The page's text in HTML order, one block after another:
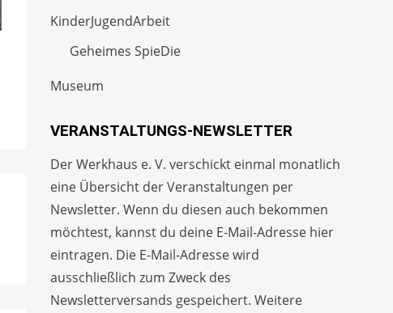
KinderJugendArbeit
Geheimes SpieDie
Museum
VERANSTALTUNGS-NEWSLETTER
Der Werkhaus e. V. verschickt einmal monatlich
eine Übersicht der Veranstaltungen per
Newsletter. Wenn du diesen auch bekommen
möchtest, kannst du deine E-Mail-Adresse hier
eintragen. Die E-Mail-Adresse wird
ausschließlich zum Zweck des
Newsletterversands gespeichert. Weitere